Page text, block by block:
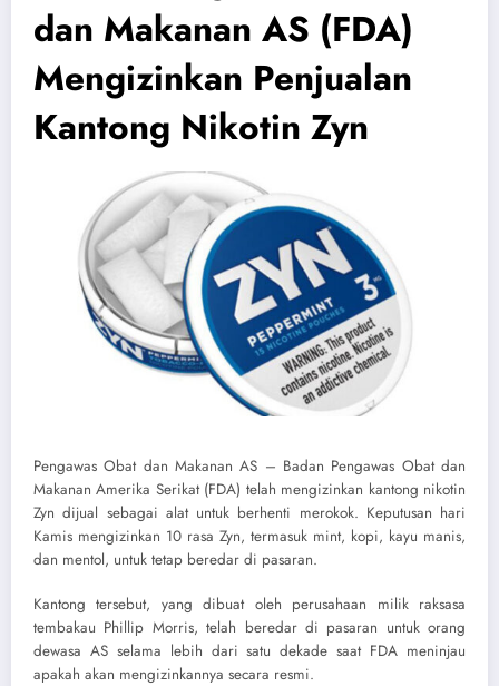
dan Makanan AS (FDA)
Mengizinkan Penjualan
Kantong Nikotin Zyn
Pengawas Obat dan Makanan AS – Badan Pengawas Obat dan
Makanan Amerika Serikat (FDA) telah mengizinkan kantong nikotin
Zyn dijual sebagai alat untuk berhenti merokok. Keputusan hari
Kamis mengizinkan 10 rasa Zyn, termasuk mint, kopi, kayu manis,
dan mentol, untuk tetap beredar di pasaran.
Kantong tersebut, yang dibuat oleh perusahaan milik raksasa
tembakau Phillip Morris, telah beredar di pasaran untuk orang
dewasa AS selama lebih dari satu dekade saat FDA meninjau
apakah akan mengizinkannya secara resmi.